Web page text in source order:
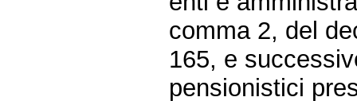
comma 2, del
165, e
pensionistici